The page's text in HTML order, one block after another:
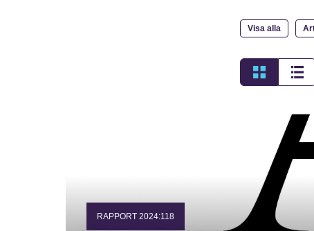
Visa alla
RAPPORT 2024:118